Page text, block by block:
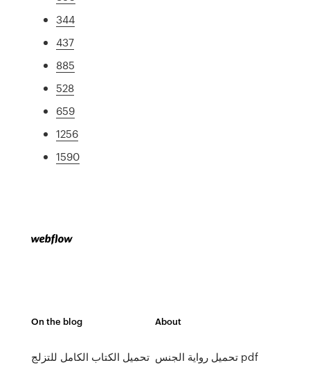
344
437
885
528
659
1256
1590
On the blog
تحميل الكتاب الكامل للتزلج
About
تحميل رواية الجنس pdf